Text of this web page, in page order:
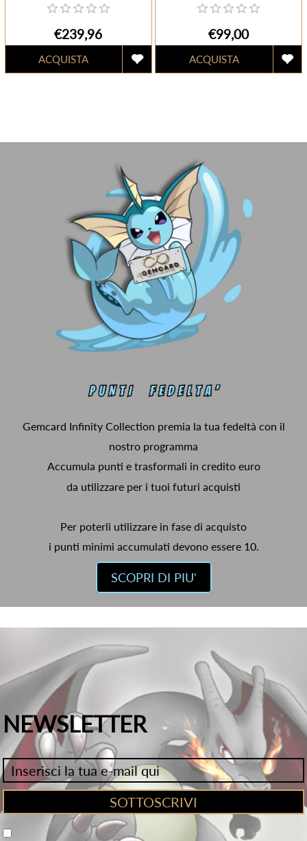
€239,96 €99,00
Gemcard Infinity Collection premia la tua fedeltà con il
nostro programma
Accumula punti e trasformali in credito euro
da utilizzare per i tuoi futuri acquisti
Per poterli utilizzare in fase di acquisto
i punti minimi accumulati devono essere 10.
SCOPRI DI PIU'
NEWSLETTER